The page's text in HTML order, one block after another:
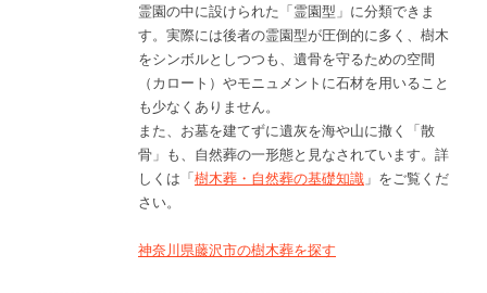
霊園の中に設けられた「霊園型」に分類できま
す。実際には後者の霊園型が圧倒的に多く、樹木
をシンボルとしつつも、遺骨を守るための空間
（カロート）やモニュメントに石材を用いること
も少なくありません。
また、お墓を建てずに遺灰を海や山に撒く「散
骨」も、自然葬の一形態と見なされています。詳
しくは「樹木葬・自然葬の基礎知識 」をご覧くだ
さい。
神奈川県藤沢市の樹木葬を探す